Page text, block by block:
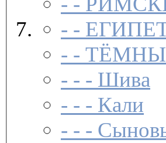
- -
- -
- - - Шива
- - - Кали
- - -